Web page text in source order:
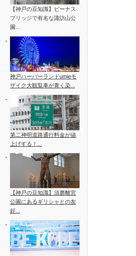
【神戸の豆知識】ビーナス
ブリッジで有名な諏訪山公
園...
神戸ハーバーランドumieモ
ザイク大観覧車が青く染...
第二神明道路通行料金が値
上げする！...
【神戸の豆知識】須磨離宮
公園にあるギリシャとの友
好...